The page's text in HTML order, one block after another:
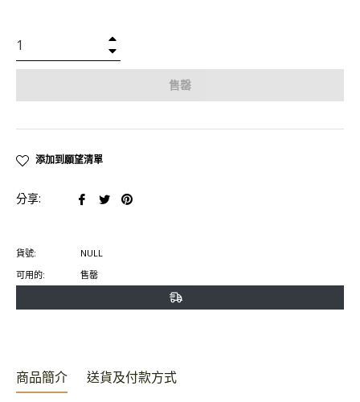
售罄
添加到願望清單
分享:
在
上
分
在 在
貨號:
NULL
可用的:
售罄
商品簡介 送貨及付款方式